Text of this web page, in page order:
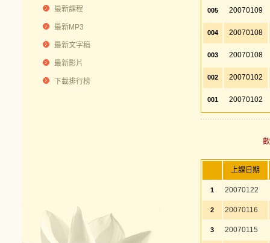
最新課程
最新MP3
最新文字稿
最新影片
下載排行榜
005 20070109
004 20070108
003 20070108
002 20070102
001 20070102
上課日期
1 20070122
2 20070116
3 20070115